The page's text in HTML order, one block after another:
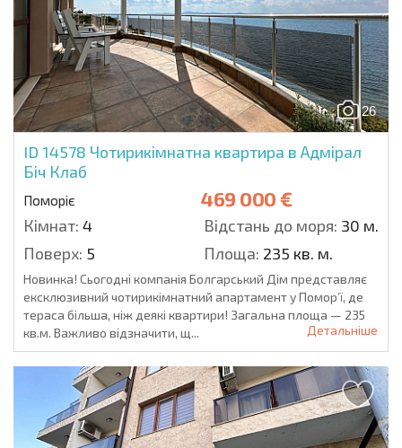
26
ID 14578 Чотирикімнатна квартира в Адмірал
Біч Клаб
Поморіє 469 000 €
Кімнат: 4 Відстань до моря: 30 м.
Поверх: 5 Площа: 235 кв. м.
Новинка! Сьогодні компанія Болгарський Дім представляє
ексклюзивний чотирикімнатний апартамент у Помор’ї, де
тераса більша, ніж деякі квартири! Загальна площа — 235
кв.м. Важливо відзначити, щ...
Детальніше